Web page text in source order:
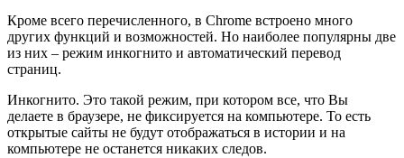
Кроме всего перечисленного, в Chrome встроено много
других функций и возможностей. Но наиболее популярны две
из них – режим инкогнито и автоматический перевод
страниц.
Инкогнито. Это такой режим, при котором все, что Вы
делаете в браузере, не фиксируется на компьютере. То есть
открытые сайты не будут отображаться в истории и на
компьютере не останется никаких следов.